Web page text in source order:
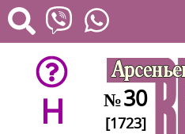
H №30
[1723]